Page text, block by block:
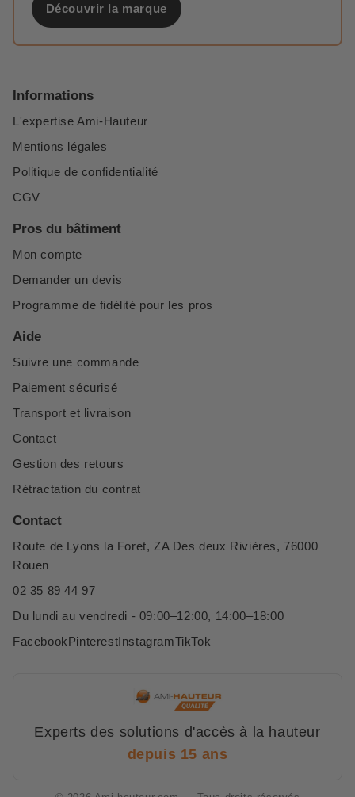
Découvrir la marque
Informations
L'expertise Ami-Hauteur
Mentions légales
Politique de confidentialité
CGV
Pros du bâtiment
Mon compte
Demander un devis
Programme de fidélité pour les pros
Aide
Suivre une commande
Paiement sécurisé
Transport et livraison
Contact
Gestion des retours
Rétractation du contrat
Contact
Route de Lyons la Foret, ZA Des deux Rivières, 76000
Rouen
02 35 89 44 97
Du lundi au vendredi - 09:00–12:00, 14:00–18:00
Facebook Pinterest InstagramTikTok
Experts des solutions d'accès à la hauteur
depuis 15 ans